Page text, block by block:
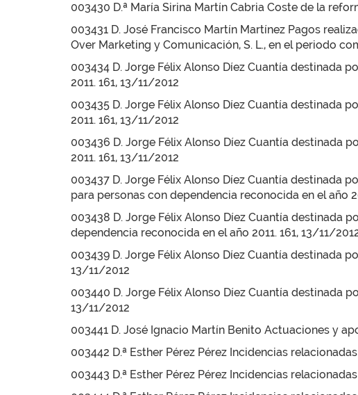
003430 D.ª María Sirina Martín Cabria Coste de la
003431 D. José Francisco Martín Martínez Pagos
Over Marketing y Comunicación, S. L., en el periodo
003434 D. Jorge Félix Alonso Díez Cuantía destinada
2011. 161, 13/11/2012
003435 D. Jorge Félix Alonso Díez Cuantía destinada
2011. 161, 13/11/2012
003436 D. Jorge Félix Alonso Díez Cuantía destinada
2011. 161, 13/11/2012
003437 D. Jorge Félix Alonso Díez Cuantía destinada
para personas con dependencia reconocida en el año
003438 D. Jorge Félix Alonso Díez Cuantía destinada
dependencia reconocida en el año 2011. 161, 13/11/
003439 D. Jorge Félix Alonso Díez Cuantía destinada
13/11/2012
003440 D. Jorge Félix Alonso Díez Cuantía destinada
13/11/2012
003441 D. José Ignacio Martín Benito Actuaciones y
003442 D.ª Esther Pérez Pérez Incidencias
003443 D.ª Esther Pérez Pérez Incidencias